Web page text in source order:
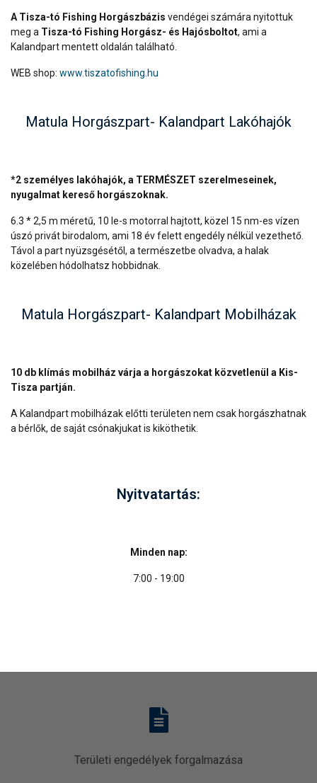
A Tisza-tó Fishing Horgászbázis vendégei számára nyitottuk
meg a Tisza-tó Fishing Horgász- és Hajósboltot, ami a
Kalandpart mentett oldalán található.
WEB shop: www.tiszatofishing.hu
Matula Horgászpart- Kalandpart Lakóhajók
*2 személyes lakóhajók, a TERMÉSZET szerelmeseinek,
nyugalmat kereső horgászoknak.
6.3 * 2,5 m méretű, 10 le-s motorral hajtott, közel 15 nm-es vízen
úszó privát birodalom, ami 18 év felett engedély nélkül vezethető.
Távol a part nyüzsgésétől, a természetbe olvadva, a halak
közelében hódolhatsz hobbidnak.
Matula Horgászpart- Kalandpart Mobilházak
10 db klímás mobilház várja a horgászokat közvetlenül a Kis-
Tisza partján.
A Kalandpart mobilházak előtti területen nem csak horgászhatnak
a bérlők, de saját csónakjukat is kiköthetik.
Nyitvatartás:
Minden nap:
7:00 - 19:00
Területi engedélyek forgalmazása